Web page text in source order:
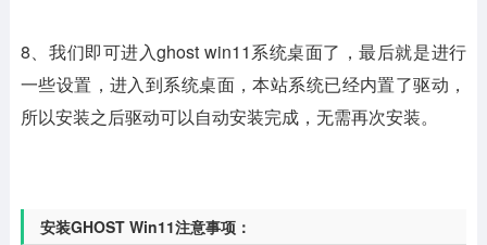
8、我们即可进入ghost win11系统桌面了，最后就是进行
一些设置，进入到系统桌面，本站系统已经内置了驱动，
所以安装之后驱动可以自动安装完成，无需再次安装。
安装GHOST Win11注意事项：